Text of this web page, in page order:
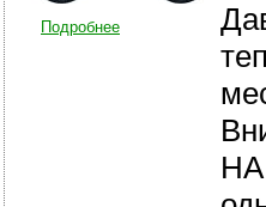
Подробнее